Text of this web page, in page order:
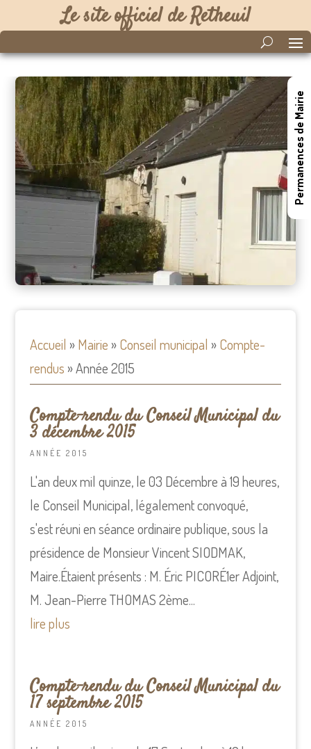
Le site officiel de Retheuil
Permanences de Mairie
Accueil »Mairie »Conseil municipal »Compte-
rendus »Année 2015
Compte-rendu du Conseil Municipal du
3 décembre 2015
ANNÉE 2015
L'an deux mil quinze, le 03 Décembre à 19 heures,
le Conseil Municipal, légalement convoqué,
s'est réuni en séance ordinaire publique, sous la
présidence de Monsieur Vincent SIODMAK,
Maire.Étaient présents : M. Éric PICORÉ1er Adjoint,
M. Jean-Pierre THOMAS 2ème...
lire plus
Compte-rendu du Conseil Municipal du
17 septembre 2015
ANNÉE 2015